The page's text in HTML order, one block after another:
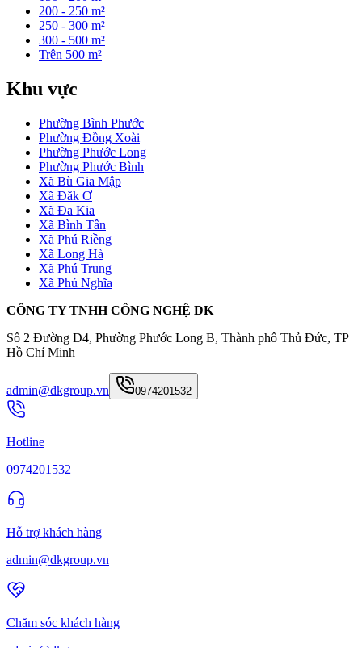
200 - 250 m²
250 - 300 m²
300 - 500 m²
Trên 500 m²
Khu vực
Phường Bình Phước
Phường Đồng Xoài
Phường Phước Long
Phường Phước Bình
Xã Bù Gia Mập
Xã Đăk Ơ
Xã Đa Kia
Xã Bình Tân
Xã Phú Riềng
Xã Long Hà
Xã Phú Trung
Xã Phú Nghĩa
CÔNG TY TNHH CÔNG NGHỆ DK
Số 2 Đường D4, Phường Phước Long B, Thành phố Thủ Đức, TP
Hồ Chí Minh
admin@dkgroup.vn 0974201532
Hotline
0974201532
Hỗ trợ khách hàng
admin@dkgroup.vn
Chăm sóc khách hàng